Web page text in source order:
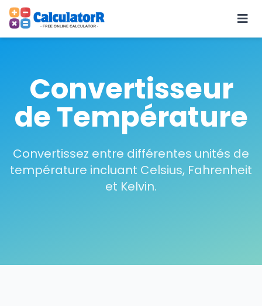
Convertisseur
de Température
Convertissez entre différentes unités de
température incluant Celsius, Fahrenheit
et Kelvin.